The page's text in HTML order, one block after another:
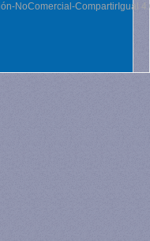
NoComercial-CompartirIgual